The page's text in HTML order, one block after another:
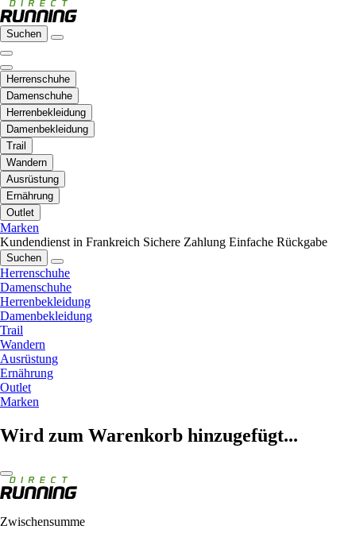
Suchen
Herrenschuhe
Damenschuhe
Herrenbekleidung
Damenbekleidung
Trail
Wandern
Ausrüstung
Ernährung
Outlet
Marken
Kundendienst in Frankreich Sichere Zahlung Einfache Rückgabe
Suchen
Herrenschuhe
Damenschuhe
Herrenbekleidung
Damenbekleidung
Trail
Wandern
Ausrüstung
Ernährung
Outlet
Marken
Wird zum Warenkorb hinzugefügt...
Zwischensumme